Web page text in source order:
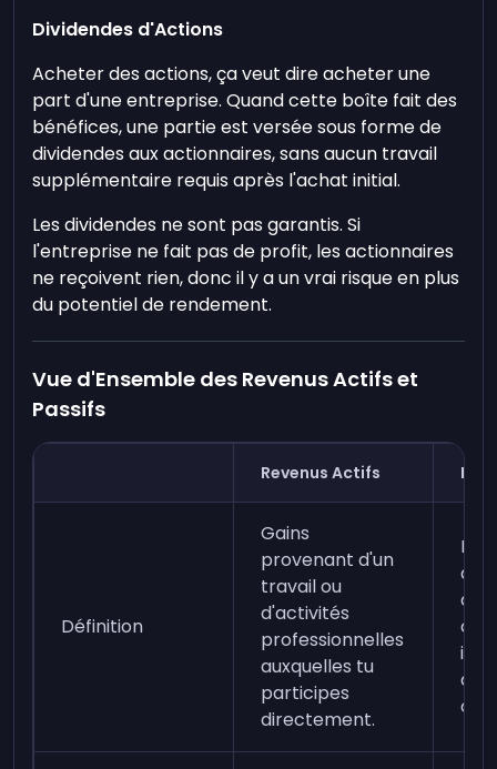
Dividendes d'Actions
Acheter des actions, ça veut dire acheter une
part d'une entreprise. Quand cette boîte fait des
bénéfices, une partie est versée sous forme de
dividendes aux actionnaires, sans aucun travail
supplémentaire requis après l'achat initial.
Les dividendes ne sont pas garantis. Si
l'entreprise ne fait pas de profit, les actionnaires
ne reçoivent rien, donc il y a un vrai risque en plus
du potentiel de rendement.
Vue d'Ensemble des Revenus Actifs et
Passifs
Revenus Actifs
Définition
Gains
provenant d'un
travail ou
d'activités
professionnelles
auxquelles tu
participes
directement.
ou